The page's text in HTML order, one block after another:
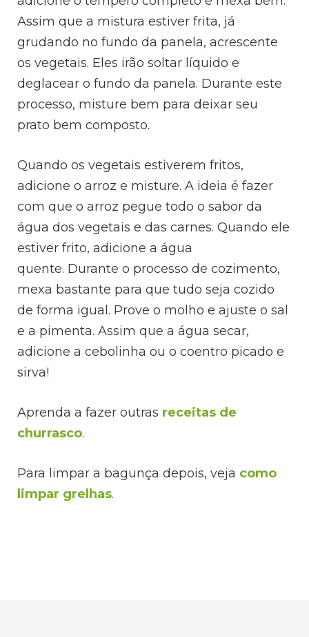
Assim que a mistura estiver frita, já
grudando no fundo da panela, acrescente
os vegetais. Eles irão soltar líquido e
deglacear o fundo da panela. Durante este
processo, misture bem para deixar seu
prato bem composto.
Quando os vegetais estiverem fritos,
adicione o arroz e misture. A ideia é fazer
com que o arroz pegue todo o sabor da
água dos vegetais e das carnes. Quando ele
estiver frito, adicione a água
quente. Durante o processo de cozimento,
mexa bastante para que tudo seja cozido
de forma igual. Prove o molho e ajuste o sal
e a pimenta. Assim que a água secar,
adicione a cebolinha ou o coentro picado e
sirva!
Aprenda a fazer outras receitas de
churrasco.
Para limpar a bagunça depois, veja como
limpar grelhas.